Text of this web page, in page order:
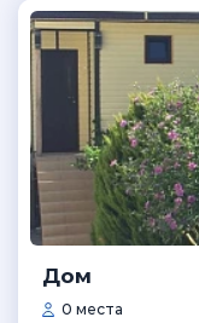
Дом
0 места